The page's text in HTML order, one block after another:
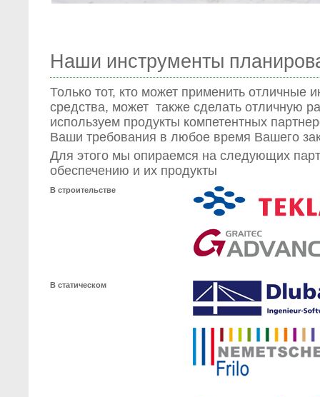
Наши инструменты
Только тот, кто может применить отличные
средства, может также сделать отличную
используем продукты компетентных
Ваши требования в любое время Вашего
Для этого мы опираемся на следующих
обеспечению и их продукты
В строительстве
В статическом